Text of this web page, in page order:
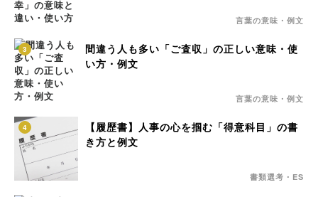
言葉の意味・例文
3
間違う人も多い「ご査収」の正しい意味・使
い方・例文
言葉の意味・例文
4
【履歴書】人事の心を掴む「得意科目」の書
き方と例文
書類選考・ES